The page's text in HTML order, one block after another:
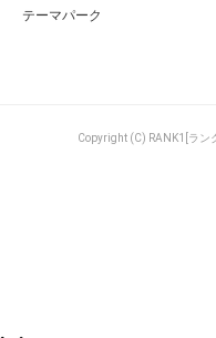
テーマパーク
Copyright (C) RANK1[ラン